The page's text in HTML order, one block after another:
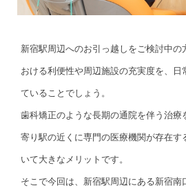
新宿駅周辺へのお引っ越しをご検討中の
おける利便性や周辺施設の充実度を、日
ていることでしょう。
歯科矯正のような長期の通院を伴う治療
寄り駅の近くに専門の医療機関が存在す
いて大きなメリットです。
そこで今回は、新宿駅周辺にある新宿南